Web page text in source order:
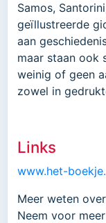
Samos,
geïllustreerde
aan
maar staan ook
weinig of geen
zowel in
Links
www.het-
Meer weten
Neem voor